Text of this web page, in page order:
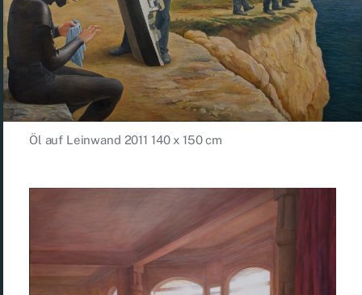
Öl auf Leinwand 2011 140 x 150 cm